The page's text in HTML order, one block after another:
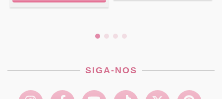
SIGA-NOS